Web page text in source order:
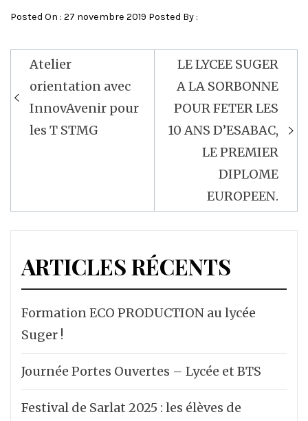
Posted On : 27 novembre 2019 Posted By :
Navigation
de
l’article
Atelier
orientation avec
InnovAvenir pour
les T STMG
LE LYCEE SUGER
A LA SORBONNE
POUR FETER LES
10 ANS D’ESABAC,
LE PREMIER
DIPLOME
EUROPEEN.
ARTICLES RÉCENTS
Formation ECO PRODUCTION au lycée
Suger !
Journée Portes Ouvertes – Lycée et BTS
Festival de Sarlat 2025 : les élèves de